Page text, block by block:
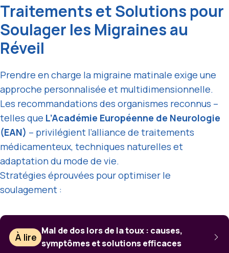
Traitements et Solutions pour
Soulager les Migraines au
Réveil
Prendre en charge la migraine matinale exige une
approche personnalisée et multidimensionnelle.
Les recommandations des organismes reconnus –
telles que L’Académie Européenne de Neurologie
(EAN) – privilégient l’alliance de traitements
médicamenteux, techniques naturelles et
adaptation du mode de vie.
Stratégies éprouvées pour optimiser le
soulagement :
À lire
Mal de dos lors de la toux : causes,
symptômes et solutions efficaces